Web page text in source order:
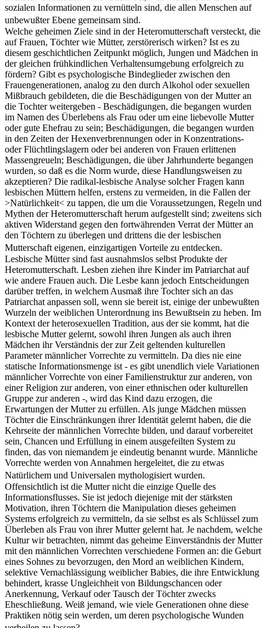
sozialen Informationen zu vernütteln sind, die allen Menschen auf
unbewußter Ebene gemeinsam sind.
Welche geheimen Ziele sind in der Heteromutterschaft versteckt, die
auf Frauen, Töchter wie Mütter, zerstörerisch wirken? Ist es zu
diesem geschichtlichen Zeitpunkt möglich, Jungen und Mädchen in
der gleichen frühkindlichen Verhaltensumgebung erfolgreich zu
fördern? Gibt es psychologische Bindeglieder zwischen den
Frauengenerationen, analog zu den durch Alkohol oder sexuellen
Mißbrauch gebildeten, die die Beschädigungen von der Mutter an
die Tochter weitergeben - Beschädigungen, die begangen wurden
im Namen des Überlebens als Frau oder um eine liebevolle Mutter
oder gute Ehefrau zu sein; Beschädigungen, die begangen wurden
in den Zeiten der Hexenverbrennungen oder in Konzentrations-
oder Flüchtlingslagern oder bei anderen von Frauen erlittenen
Massengreueln; Beschädigungen, die über Jahrhunderte begangen
wurden, so daß es die Norm wurde, diese Handlungsweisen zu
akzeptieren? Die radikal-lesbische Analyse solcher Fragen kann
lesbischen Müttern helfen, erstens zu vermeiden, in die Fallen der
>Natürlichkeit< zu tappen, die um die Voraussetzungen, Regeln und
Mythen der Heteromutterschaft herum aufgestellt sind; zweitens sich
aktiven Widerstand gegen den fortwährenden Verrat der Mütter an
den Töchtern zu überlegen und drittens die der lesbischen
Mutterschaft eigenen, einzigartigen Vorteile zu entdecken.
Lesbische Mütter sind fast ausnahmslos selbst Produkte der
Heteromutterschaft. Lesben ziehen ihre Kinder im Patriarchat auf
wie andere Frauen auch. Die Lesbe kann jedoch Entscheidungen
darüber treffen, in welchem Ausmaß ihre Tochter sich an das
Patriarchat anpassen soll, wenn sie bereit ist, einige der unbewußten
Wurzeln der weiblichen Unterordnung ins Bewußtsein zu heben. Im
Kontext der heterosexuellen Tradition, aus der sie kommt, hat die
lesbische Mutter gelernt, sowohl ihren Jungen als auch ihren
Mädchen ihr Verständnis der zur Zeit geltenden kulturellen
Parameter männlicher Vorrechte zu vermitteln. Da dies nie eine
statische Informationsmenge ist - es gibt unendlich viele Variationen
männlicher Vorrechte von einer Familienstruktur zur anderen, von
einer Religion zur anderen, von einer ethnischen oder kulturellen
Gruppe zur anderen -, wird das Kind dazu erzogen, die
Erwartungen der Mutter zu erfüllen. Als junge Mädchen müssen
Töchter die Einschränkungen ihrer Identität gelernt haben, die die
Kehrseite der männlichen Vorrechte bilden, und darauf vorbereitet
sein, Chancen und Erfüllung in einem ausgefeilten System zu
finden, das von niemandem je eindeutig benannt wurde. Männliche
Vorrechte werden von Annahmen hergeleitet, die zu etwas
Natürlichem und Universalen mythologisiert wurden.
Offensichtlich ist die Mutter nicht die einzige Quelle des
Informationsflusses. Sie ist jedoch diejenige mit der stärksten
Motivation, ihren Töchtern die Manipulation dieses geheimen
Systems erfolgreich zu vermitteln, da sie selbst es als Schlüssel zum
Überleben als Frau von ihrer Mutter gelernt hat. Je nachdem, welche
Kultur wir betrachten, nimmt das geheime Einverständnis der Mutter
mit den männlichen Vorrechten verschiedene Formen an: die Geburt
eines Sohnes zu bevorzugen, den Mord an weiblichen Kindern,
selektive Vernachlässigung weiblicher Babies, die ihre Entwicklung
behindert, krasse Ungleichheit von Bildungschancen oder
Anerkennung, Verkauf oder Tausch der Töchter zwecks
Eheschließung. Weiß jemand, wie viele Generationen ohne diese
Praktiken nötig sein werden, um deren psychologische Wunden